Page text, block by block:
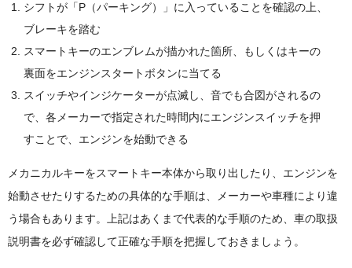
シフトが「P（パーキング）」に入っていることを確認の上、
ブレーキを踏む
スマートキーのエンブレムが描かれた箇所、もしくはキーの
裏面をエンジンスタートボタンに当てる
スイッチやインジケーターが点滅し、音でも合図がされるの
で、各メーカーで指定された時間内にエンジンスイッチを押
すことで、エンジンを始動できる
メカニカルキーをスマートキー本体から取り出したり、エンジンを
始動させたりするための具体的な手順は、メーカーや車種により違
う場合もあります。上記はあくまで代表的な手順のため、車の取扱
説明書を必ず確認して正確な手順を把握しておきましょう。